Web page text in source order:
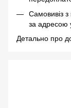
Самовивіз
за адресою
Детально про